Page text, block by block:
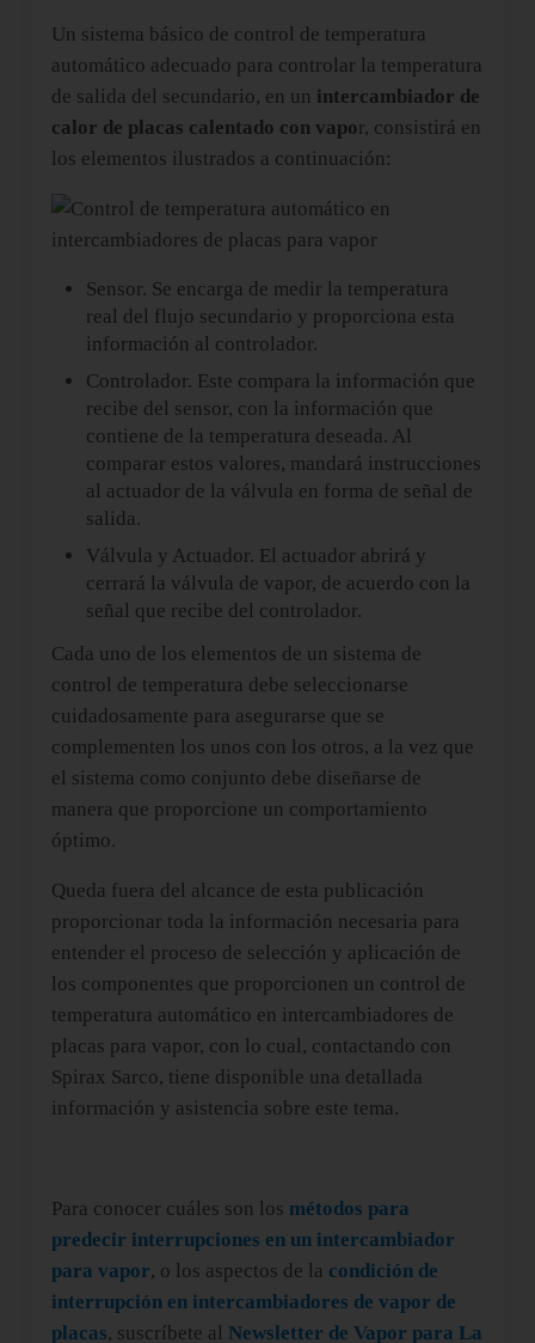
Un sistema básico de control de temperatura
automático adecuado para controlar la temperatura
de salida del secundario, en un intercambiador de
calor de placas calentado con vapor, consistirá en
los elementos ilustrados a continuación:
Sensor. Se encarga de medir la temperatura
real del flujo secundario y proporciona esta
información al controlador.
Controlador. Este compara la información que
recibe del sensor, con la información que
contiene de la temperatura deseada. Al
comparar estos valores, mandará instrucciones
al actuador de la válvula en forma de señal de
salida.
Válvula y Actuador. El actuador abrirá y
cerrará la válvula de vapor, de acuerdo con la
señal que recibe del controlador.
Cada uno de los elementos de un sistema de
control de temperatura debe seleccionarse
cuidadosamente para asegurarse que se
complementen los unos con los otros, a la vez que
el sistema como conjunto debe diseñarse de
manera que proporcione un comportamiento
óptimo.
Queda fuera del alcance de esta publicación
proporcionar toda la información necesaria para
entender el proceso de selección y aplicación de
los componentes que proporcionen un control de
temperatura automático en intercambiadores de
placas para vapor, con lo cual, contactando con
Spirax Sarco, tiene disponible una detallada
información y asistencia sobre este tema.
Para conocer cuáles son los métodos para
predecir interrupciones en un intercambiador
para vapor, o los aspectos de la condición de
interrupción en intercambiadores de vapor de
placas, suscríbete al Newsletter de Vapor para La